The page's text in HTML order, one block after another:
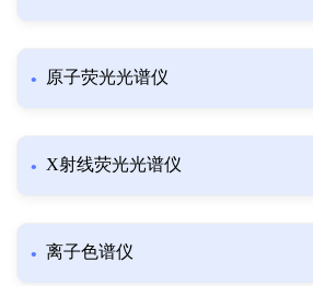
原子荧光光谱仪
X射线荧光光谱仪
离子色谱仪